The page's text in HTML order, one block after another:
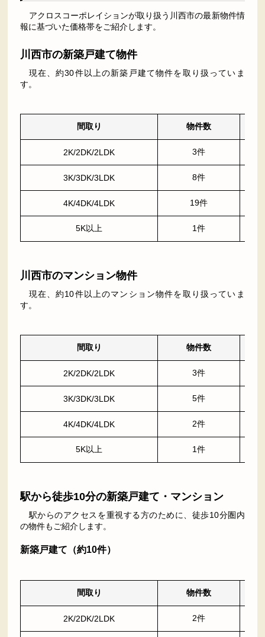
アクロスコーポレイションが取り扱う川西市の最新物件情
報に基づいた価格帯をご紹介します。
川西市の新築戸建て物件
現在、約30件以上の新築戸建て物件を取り扱っていま
す。
間取り 物件数
2K/2DK/2LDK 3件
3K/3DK/3LDK 8件
4K/4DK/4LDK 19件
5K以上 1件
川西市のマンション物件
現在、約10件以上のマンション物件を取り扱っていま
す。
間取り 物件数
2K/2DK/2LDK 3件
3K/3DK/3LDK 5件
4K/4DK/4LDK 2件
5K以上 1件
駅から徒歩10分の新築戸建て・マンション
駅からのアクセスを重視する方のために、徒歩10分圏内
の物件もご紹介します。
新築戸建て（約10件）
間取り 物件数
2K/2DK/2LDK 2件